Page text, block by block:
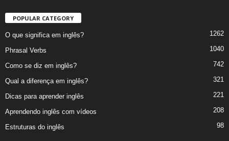
POPULAR CATEGORY
O que significa em inglês? 1262
Phrasal Verbs 1040
Como se diz em inglês? 742
Qual a diferença em inglês? 321
Dicas para aprender inglês 221
Aprendendo inglês com vídeos 208
Estruturas do inglês 98